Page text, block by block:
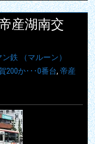
産湖南交
鉄 （マルーン）
200か･･･0番台, 帝産